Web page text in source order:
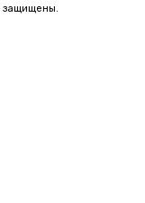
защищены.